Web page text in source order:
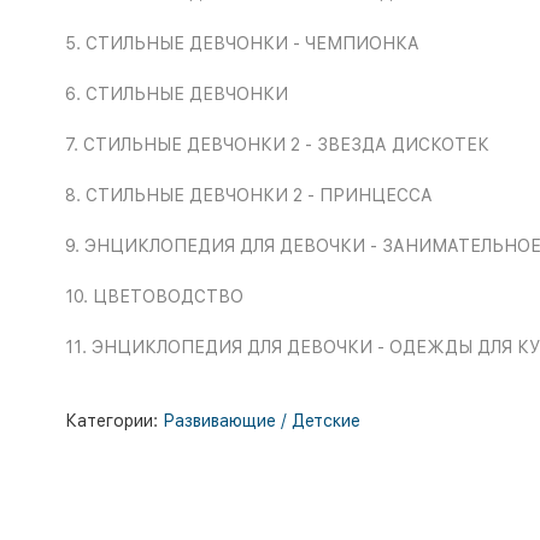
5. СТИЛЬНЫЕ ДЕВЧОНКИ - ЧЕМПИОНКА
6. СТИЛЬНЫЕ ДЕВЧОНКИ
7. СТИЛЬНЫЕ ДЕВЧОНКИ 2 - ЗВЕЗДА ДИСКОТЕК
8. СТИЛЬНЫЕ ДЕВЧОНКИ 2 - ПРИНЦЕССА
9. ЭНЦИКЛОПЕДИЯ ДЛЯ ДЕВОЧКИ - ЗАНИМАТЕЛЬНОЕ
10. ЦВЕТОВОДСТВО
11. ЭНЦИКЛОПЕДИЯ ДЛЯ ДЕВОЧКИ - ОДЕЖДЫ ДЛЯ
Категории: Развивающие / Детские